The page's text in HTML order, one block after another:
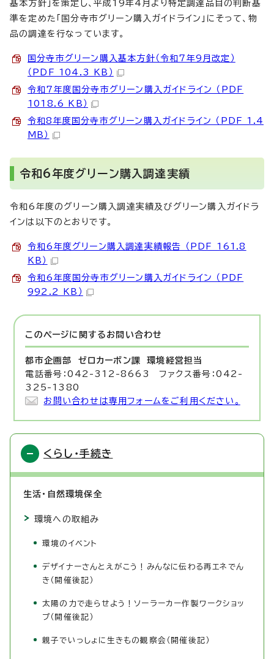
基本方針」を策定し、平成19年4月より特定調達品目の判断基
準を定めた「国分寺市グリーン購入ガイドライン」にそって、物
品の調達を行なっています。
国分寺市グリーン購入基本方針（令和7年9月改定）
（PDF 104.3 KB）
令和7年度国分寺市グリーン購入ガイドライン （PDF
1018.6 KB）
令和8年度国分寺市グリーン購入ガイドライン （PDF 1.4
MB）
令和6年度グリーン購入調達実績
令和6年度のグリーン購入調達実績及びグリーン購入ガイドラ
インは以下のとおりです。
令和6年度グリーン購入調達実績報告 （PDF 161.8
KB）
令和6年度国分寺市グリーン購入ガイドライン （PDF
992.2 KB）
このページに関する お問い合わせ
都市企画部 ゼロカーボン課 環境経営担当
電話番号：042-312-8663 ファクス番号：042-
325-1380
お問い合わせは専用フォームをご利用ください。
くらし・手続き
生活・自然環境保全
環境への取組み
環境のイベント
デザイナーさんとえがこう！みんなに伝わる再エネでん
き（開催後記）
太陽の力で走らせよう！ソーラーカー作製ワークショッ
プ（開催後記）
親子でいっしょに生きもの観察会（開催後記）